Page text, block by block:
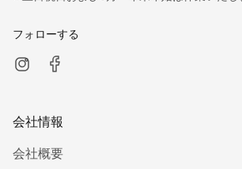
フォローする
会社情報
会社概要